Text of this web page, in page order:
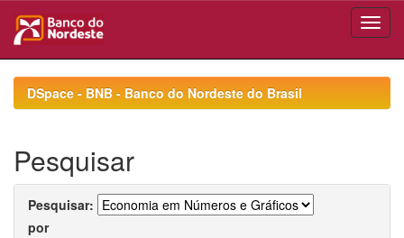
navigationDSpace - BNB - Banco do Nordeste do Brasil
Pesquisar
Pesquisar:
por